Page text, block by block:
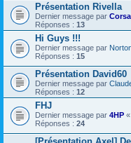
Présentation Rivella
Dernier message par
Réponses : 13
Hi Guys !!!
Dernier message par
Réponses : 15
Présentation David60
Dernier message par
Réponses : 12
FHJ
Dernier message par 4HP «
Réponses : 24